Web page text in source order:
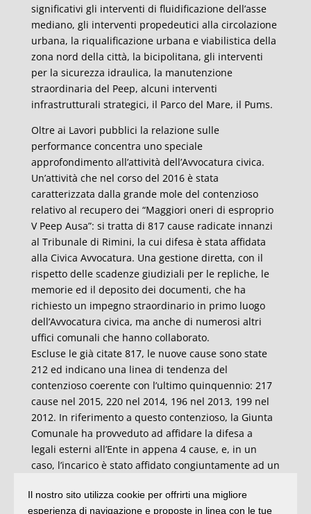
significativi gli interventi di fluidificazione dell’asse
mediano, gli interventi propedeutici alla circolazione
urbana, la riqualificazione urbana e viabilistica della
zona nord della città, la bicipolitana, gli interventi
per la sicurezza idraulica, la manutenzione
straordinaria del Peep, alcuni interventi
infrastrutturali strategici, il Parco del Mare, il Pums.
Oltre ai Lavori pubblici la relazione sulle
performance concentra uno speciale
approfondimento all’attività dell’Avvocatura civica.
Un’attività che nel corso del 2016 è stata
caratterizzata dalla grande mole del contenzioso
relativo al recupero dei “Maggiori oneri di esproprio
V Peep Ausa”: si tratta di 817 cause radicate innanzi
al Tribunale di Rimini, la cui difesa è stata affidata
alla Civica Avvocatura. Una gestione diretta, con il
rispetto delle scadenze giudiziali per le repliche, le
memorie ed il deposito dei documenti, che ha
richiesto un impegno straordinario in primo luogo
dell’Avvocatura civica, ma anche di numerosi altri
uffici comunali che hanno collaborato.
Escluse le già citate 817, le nuove cause sono state
212 ed indicano una linea di tendenza del
contenzioso coerente con l’ultimo quinquennio: 217
cause nel 2015, 220 nel 2014, 196 nel 2013, 199 nel
2012. In riferimento a questo contenzioso, la Giunta
Comunale ha provveduto ad affidare la difesa a
legali esterni all’Ente in appena 4 cause, e, in un
caso, l’incarico è stato affidato congiuntamente ad un
avanti al giudice ordinario per richieste di
Il nostro sito utilizza cookie per offrirti una migliore
esperienza di navigazione e proposte in linea con le tue